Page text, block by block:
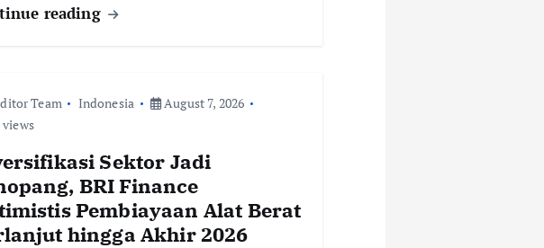
reading
Team Indonesia
August 7, 2026
views
Sektor Jadi
BRI Finance
Pembiayaan Alat Berat
hingga Akhir 2026